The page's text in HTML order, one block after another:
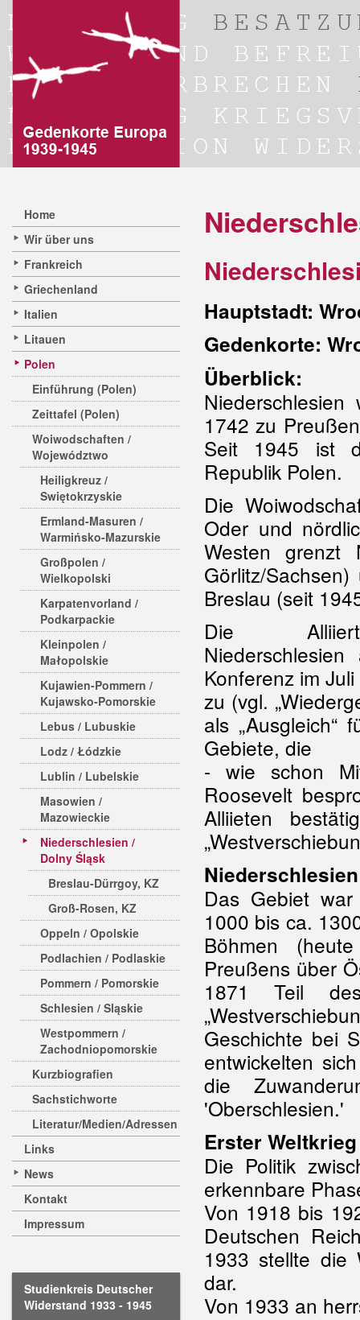
Home
Wir über uns
Frankreich
Griechenland
Italien
Litauen
Polen
Einführung (Polen)
Zeittafel (Polen)
Woiwodschaften /
Województwo
Heiligkreuz /
Swiętokrzyskie
Ermland-Masuren /
Warmińsko-Mazurskie
Großpolen /
Wielkopolski
Karpatenvorland /
Podkarpackie
Kleinpolen /
Małopolskie
Kujawien-Pommern /
Kujawsko-Pomorskie
Lebus / Lubuskie
Lodz / Łódzkie
Lublin / Lubelskie
Masowien /
Mazowieckie
Niederschlesien /
Dolny Śląsk
Breslau-Dürrgoy, KZ
Groß-Rosen, KZ
Oppeln / Opolskie
Podlachien / Podlaskie
Pommern / Pomorskie
Schlesien / Sląskie
Westpommern /
Zachodniopomorskie
Kurzbiografien
Sachstichworte
Literatur/Medien/Adressen
Links
News
Kontakt
Impressum
Studienkreis Deutscher
Widerstand 1933 - 1945
Hauptstadt:
Gedenkorte:
Überblick:
1742 zu
Seit 1945 ist
Republik Polen.
Die
Oder und
Westen grenzt
Görlitz/
Breslau (seit
Die
Konferenz im
zu (vgl.
als „Ausgleich“
Gebiete, die
- wie schon
Roosevelt
Alliieten
Niederschlesien
Das Gebiet
1000 bis ca.
Böhmen
Preußens über
1871 Teil
Geschichte bei
entwickelten
die
'Oberschlesien.'
Erster
Die Politik
erkennbare
Von 1918 bis
Deutschen
1933 stellte die
dar.
Von 1933 an